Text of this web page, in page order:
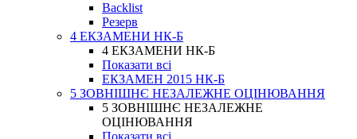
Backlist
Резерв
4 ЕКЗАМЕНИ НК-Б
4 ЕКЗАМЕНИ НК-Б
Показати всі
ЕКЗАМЕН 2015 НК-Б
5 ЗОВНІШНЄ НЕЗАЛЕЖНЕ ОЦІНЮВАННЯ
5 ЗОВНІШНЄ НЕЗАЛЕЖНЕ
ОЦІНЮВАННЯ
Показати всі